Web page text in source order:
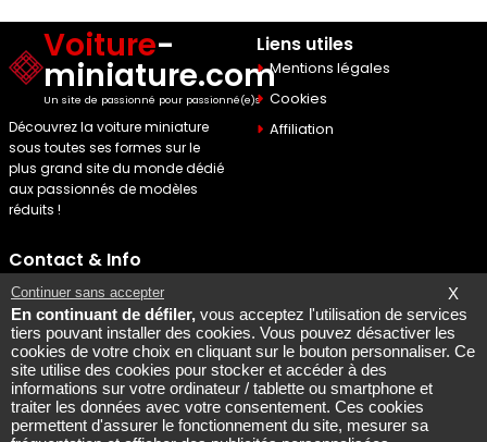
Voiture-
miniature.com
Un site de passionné pour passionné(e)s
Découvrez la voiture miniature
sous toutes ses formes sur le
plus grand site du monde dédié
aux passionnés de modèles
réduits !
Liens utiles
Mentions légales
Cookies
Affiliation
Contact & Info
Maquette Mobylette
SEO parLaurent Bousquet
Page consultee le 2026 08
07
Mais pourquoi le KI87 2026
08 07
X
Continuer sans accepter
En continuant de défiler, vous acceptez l'utilisation de services
tiers pouvant installer des cookies. Vous pouvez désactiver les
cookies de votre choix en cliquant sur le bouton personnaliser. Ce
site utilise des cookies pour stocker et accéder à des
informations sur votre ordinateur / tablette ou smartphone et
traiter les données avec votre consentement. Ces cookies
permettent d'assurer le fonctionnement du site, mesurer sa